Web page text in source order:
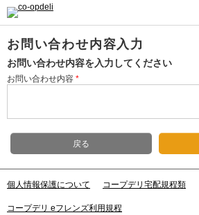
お問い合わせ内容入力
お問い合わせ内容を入力してください
お問い合わせ内容 *
戻る
個人情報保護について コープデリ宅配規程類
コープデリ eフレンズ利用規程